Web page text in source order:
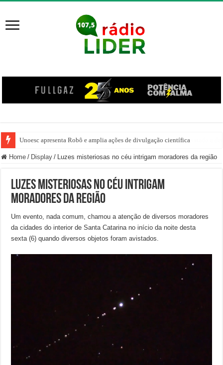
Unoesc apresenta Robô e amplia ações de divulgação científica
Família venezuelana percorre mais de 100 km, paga aluguel adiantado e
Home / Display / Luzes misteriosas no céu intrigam moradores da região
Luzes misteriosas no céu intrigam
moradores da região
Um evento, nada comum, chamou a atenção de diversos moradores
da cidades do interior de Santa Catarina no início da noite desta
sexta (6) quando diversos objetos foram avistados.